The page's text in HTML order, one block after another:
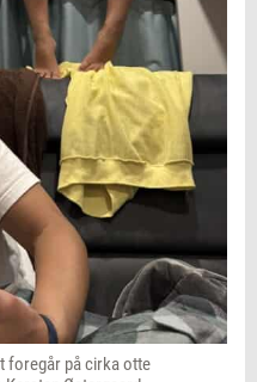
foregår på cirka otte